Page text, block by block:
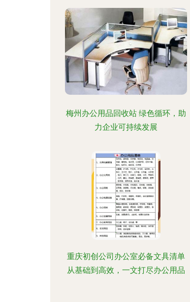
梅州办公用品回收站 绿色循环，助
力企业可持续发展
重庆初创公司办公室必备文具清单
从基础到高效，一文打尽办公用品